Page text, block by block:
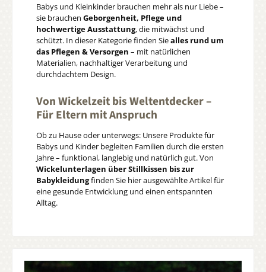
Babys und Kleinkinder brauchen mehr als nur Liebe –
sie brauchen Geborgenheit, Pflege und
hochwertige Ausstattung, die mitwächst und
schützt. In dieser Kategorie finden Siealles rund um
das Pflegen & Versorgen – mit natürlichen
Materialien, nachhaltiger Verarbeitung und
durchdachtem Design.
Von Wickelzeit bis Weltentdecker –
Für Eltern mit Anspruch
Ob zu Hause oder unterwegs: Unsere Produkte für
Babys und Kinder begleiten Familien durch die ersten
Jahre – funktional, langlebig und natürlich gut. Von
Wickelunterlagen über Stillkissen bis zur
Babykleidungfinden Sie hier ausgewählte Artikel für
eine gesunde Entwicklung und einen entspannten
Alltag.